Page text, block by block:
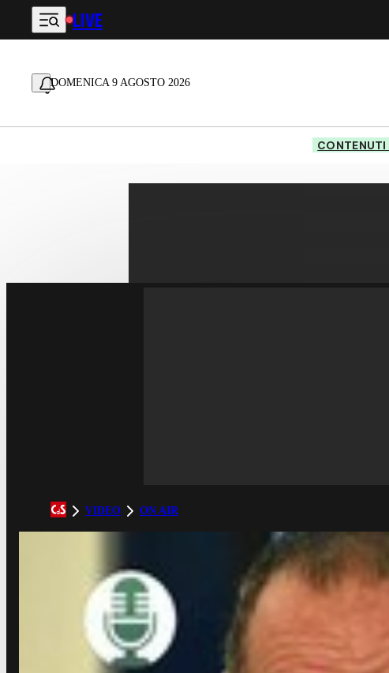
Vai al contenuto principale
LIVE
DOMENICA 9 AGOSTO 2026
CONTENUTI
VIDEO ON AIR